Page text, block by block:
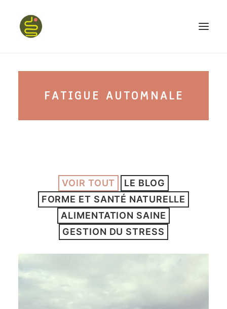
PROGRAMME HAPPY BELLY
CONFÉRENCES
podcast kinoa
ARTICLES
YOGA
FATIGUE AUTOMNALE
VOIR TOUT
LE BLOG
FORME ET SANTÉ NATURELLE
ALIMENTATION SAINE
GESTION DU STRESS